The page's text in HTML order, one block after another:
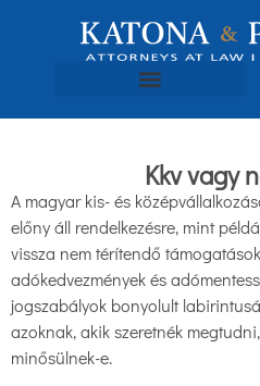
Kkv vagy
A magyar kis- és
előny áll rendelkezésre, mint
vissza nem térítendő
adókedvezmények és
jogszabályok bonyolult
azoknak, akik szeretnék
minősülnek-e.